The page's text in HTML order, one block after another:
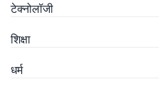
टेक्नोलॉजी
शिक्षा
धर्म